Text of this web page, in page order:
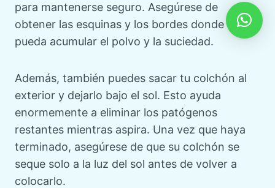
para mantenerse seguro. Asegúrese de
obtener las esquinas y los bordes donde se
pueda acumular el polvo y la suciedad.
Además, también puedes sacar tu colchón al
exterior y dejarlo bajo el sol. Esto ayuda
enormemente a eliminar los patógenos
restantes mientras aspira. Una vez que haya
terminado, asegúrese de que su colchón se
seque solo a la luz del sol antes de volver a
colocarlo.